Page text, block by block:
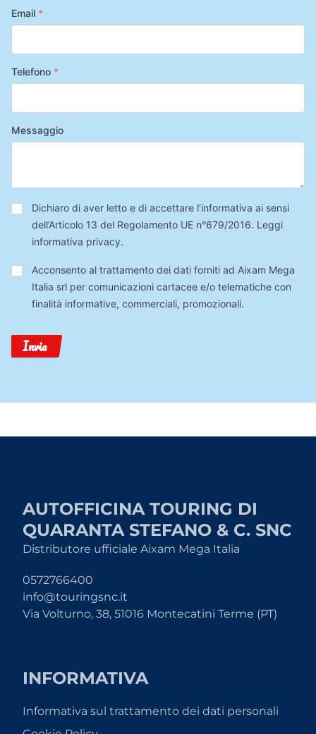
Email *
Telefono *
Messaggio
Privacy*
Dichiaro di aver letto e di accettare l’informativa ai sensi
dell’Articolo 13 del Regolamento UE n°679/2016. Leggi
informativa privacy.
Trattamento
Dati
Acconsento al trattamento dei dati forniti ad Aixam Mega
Italia srl per comunicazioni cartacee e/o telematiche con
finalità informative, commerciali, promozionali.
Invia
AUTOFFICINA TOURING DI
QUARANTA STEFANO & C. SNC
Distributore ufficiale Aixam Mega Italia
0572766400
info@touringsnc.it
Via Volturno, 38, 51016 Montecatini Terme (PT)
INFORMATIVA
Informativa sul trattamento dei dati personali